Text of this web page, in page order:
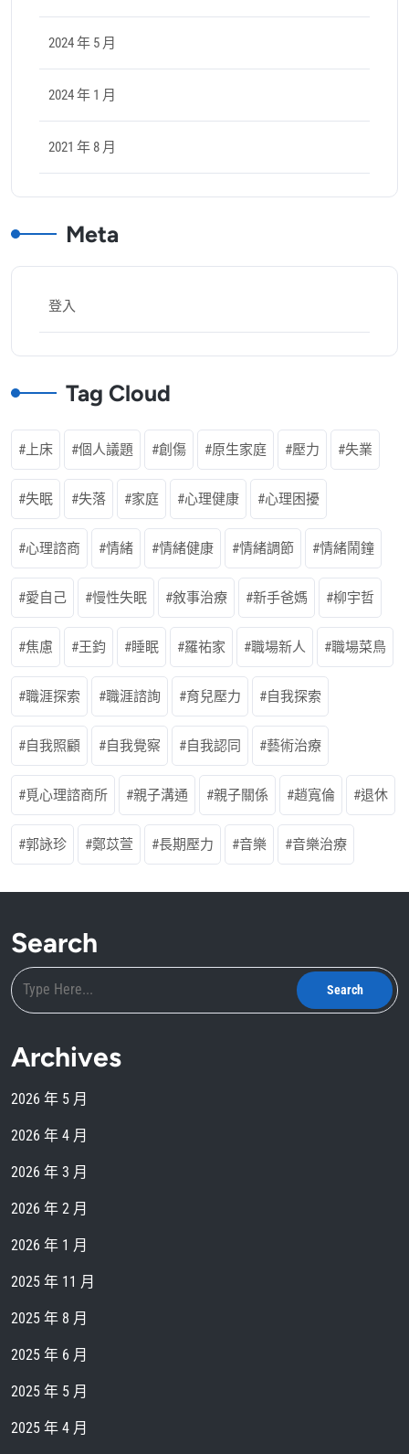
2024 年 5 月
2024 年 1 月
2021 年 8 月
Meta
登入
Tag Cloud
上床 個人議題 創傷 原生家庭 壓力 失業
失眠 失落 家庭 心理健康 心理困擾
心理諮商 情緒 情緒健康 情緒調節 情緒鬧鐘
愛自己 慢性失眠 敘事治療 新手爸媽 柳宇哲
焦慮 王鈞 睡眠 羅祐家 職場新人 職場菜鳥
職涯探索 職涯諮詢 育兒壓力 自我探索
自我照顧 自我覺察 自我認同 藝術治療
覓心理諮商所 親子溝通 親子關係 趙寬倫 退休
郭詠珍 鄭苡萱 長期壓力 音樂 音樂治療
Search
Archives
2026 年 5 月
2026 年 4 月
2026 年 3 月
2026 年 2 月
2026 年 1 月
2025 年 11 月
2025 年 8 月
2025 年 6 月
2025 年 5 月
2025 年 4 月